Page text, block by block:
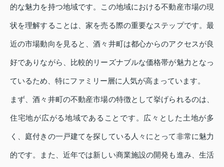
的な魅力を持つ地域です。この地域における不動産市場の現
状を理解することは、家を売る際の重要なステップです。最
近の市場動向を見ると、酒々井町は都心からのアクセスが良
好でありながら、比較的リーズナブルな価格帯が魅力となっ
ているため、特にファミリー層に人気が高まっています。
まず、酒々井町の不動産市場の特徴として挙げられるのは、
住宅地が広がる地域であることです。広々とした土地が多
く、庭付きの一戸建てを探している人々にとって非常に魅力
的です。また、近年では新しい商業施設の開発も進み、生活